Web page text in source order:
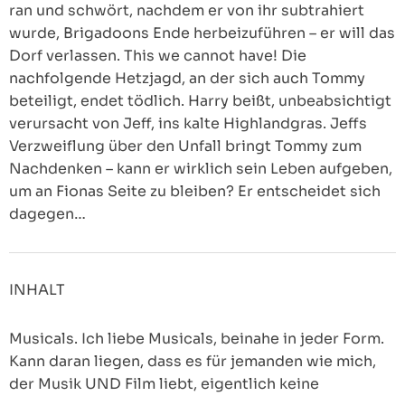
ran und schwört, nachdem er von ihr subtrahiert
wurde, Brigadoons Ende herbeizuführen – er will das
Dorf verlassen. This we cannot have! Die
nachfolgende Hetzjagd, an der sich auch Tommy
beteiligt, endet tödlich. Harry beißt, unbeabsichtigt
verursacht von Jeff, ins kalte Highlandgras. Jeffs
Verzweiflung über den Unfall bringt Tommy zum
Nachdenken – kann er wirklich sein Leben aufgeben,
um an Fionas Seite zu bleiben? Er entscheidet sich
dagegen…
INHALT
Musicals. Ich liebe Musicals, beinahe in jeder Form.
Kann daran liegen, dass es für jemanden wie mich,
der Musik UND Film liebt, eigentlich keine